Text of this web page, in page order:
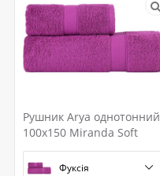
Рушник Arya однотонний
100x150 Miranda Soft
Фуксія